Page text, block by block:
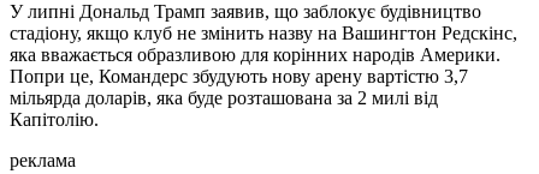
У липні Дональд Трамп заявив, що заблокує будівництво
стадіону, якщо клуб не змінить назву на Вашингтон Редскінс,
яка вважається образливою для корінних народів Америки.
Попри це, Командерс збудують нову арену вартістю 3,7
мільярда доларів, яка буде розташована за 2 милі від
Капітолію.
реклама